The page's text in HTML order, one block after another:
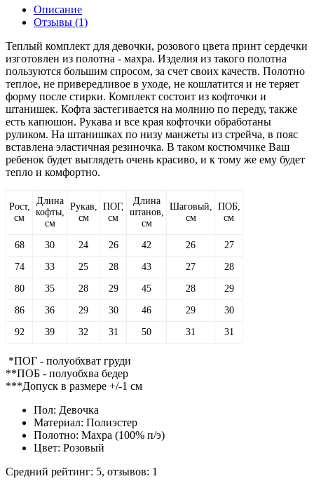
Описание
Отзывы (1)
Теплый комплект для девочки, розового цвета принт сердечки
изготовлен из полотна - махра. Изделия из такого полотна
пользуются большим спросом, за счет своих качеств. Полотно
теплое, не привередливое в уходе, не кошлатится и не теряет
форму после стирки. Комплект состоит из кофточки и
штанишек. Кофта застегивается на молнию по переду, также
есть капюшон. Рукава и все края кофточки обработаны
руликом. На штанишках по низу манжеты из стрейча, в пояс
вставлена эластичная резиночка. В таком костюмчике Ваш
ребенок будет выглядеть очень красиво, и к тому же ему будет
тепло и комфортно.
Рост,
см
Длина
кофты,
см
Рукав,
см
ПОГ,
см
Длина
штанов,
см
Шаговый,
см
ПОБ,
см
68 30 24 26 42 26 27
74 33 25 28 43 27 28
80 35 28 29 45 28 29
86 36 29 30 46 29 30
92 39 32 31 50 31 31
*ПОГ - полуобхват груди
**ПОБ - полуобхва бедер
***Допуск в размере +/-1 см
Пол: Девочка
Материал: Полиэстер
Полотно: Махра (100% п/э)
Цвет: Розовый
Средний рейтинг: 5, отзывов: 1